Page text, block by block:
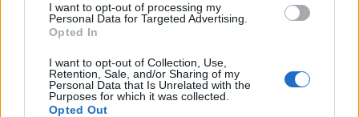
I want to opt-out of processing my
Personal Data for Targeted Advertising.
Opted In
I want to opt-out of Collection, Use,
Retention, Sale, and/or Sharing of my
Personal Data that Is Unrelated with the
Purposes for which it was collected.
Opted Out
Seleeni (Se)
2,0 µg
4 %
Fineli (THL)